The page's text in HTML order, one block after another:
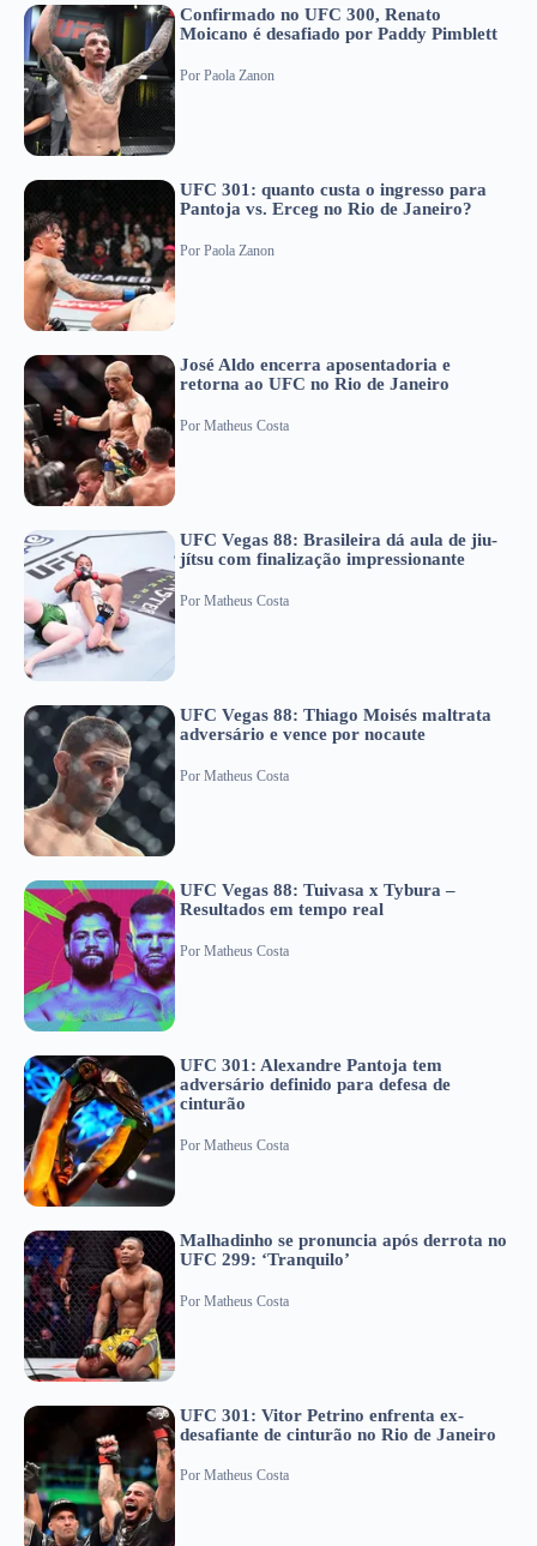
Confirmado no UFC 300, Renato
Moicano é desafiado por Paddy Pimblett
Por Paola Zanon
UFC 301: quanto custa o ingresso para
Pantoja vs. Erceg no Rio de Janeiro?
Por Paola Zanon
José Aldo encerra aposentadoria e
retorna ao UFC no Rio de Janeiro
Por Matheus Costa
UFC Vegas 88: Brasileira dá aula de jiu-
jítsu com finalização impressionante
Por Matheus Costa
UFC Vegas 88: Thiago Moisés maltrata
adversário e vence por nocaute
Por Matheus Costa
UFC Vegas 88: Tuivasa x Tybura –
Resultados em tempo real
Por Matheus Costa
UFC 301: Alexandre Pantoja tem
adversário definido para defesa de
cinturão
Por Matheus Costa
Malhadinho se pronuncia após derrota no
UFC 299: ‘Tranquilo’
Por Matheus Costa
UFC 301: Vitor Petrino enfrenta ex-
desafiante de cinturão no Rio de Janeiro
Por Matheus Costa